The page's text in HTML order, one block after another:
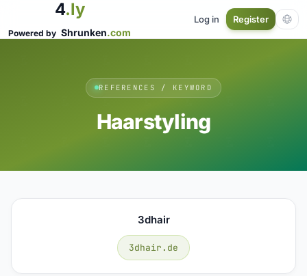
4.ly
Powered by Shrunken.com
Log in Register
REFERENCES / KEYWORD
Haarstyling
3dhair
3dhair.de